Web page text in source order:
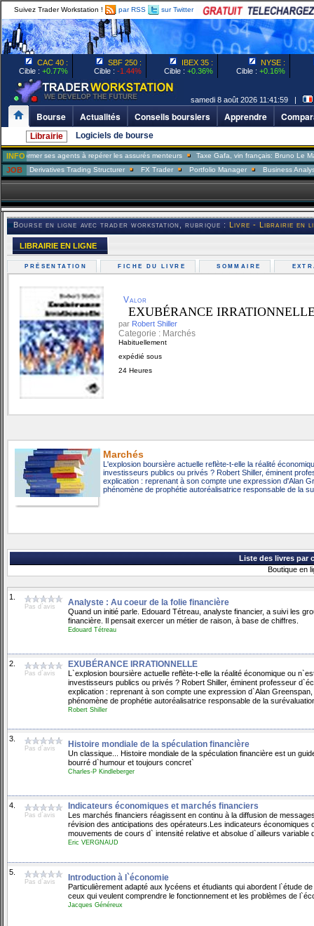
Suivez Trader Workstation ! par RSS sur Twitter
CAC 40 :
Cible : +0.77%
SBF 250 :
Cible : -1.44%
IBEX 35 :
Cible : +0.36%
NYSE :
Cible : +0.16%
samedi 8 août 2026 11:41:59 |
Bourse Actualités Conseils boursiers Apprendre
Librairie Logiciels de bourse
INFO
ses agents à repérer les assurés menteurs Taxe Gafa, vin français: Bruno Le Maire
JOB Trading Structurer FX Trader Portfolio Manager Business Analyst
Bourse en ligne avec trader workstation, rubrique :Livre - Librairie en
LIBRAIRIE EN LIGNE
PRÉSENTATION FICHE DU LIVRE SOMMAIRE
Valor
EXUBÉRANCE
par Robert Shiller
Categorie : Marchés
Habituellement
expédié sous
24 Heures
Marchés
L'explosion boursière actuelle reflète-t-elle la réalité
investisseurs publics ou privés ? Robert Shiller, éminent
explication : reprenant à son compte une expression d'Alan
phénomène de prophétie autoréalisatrice responsable de la
Liste des livres par
Boutique en
1.
Pas d`avis Analyste : Au coeur de la folie financière
Quand un initié parle. Edouard Tétreau, analyste financier, a suivi les
financière. Il pensait exercer un métier de raison, à base de chiffres.
Edouard Tétreau
2.
Pas d`avis
EXUBÉRANCE IRRATIONNELLE
L`explosion boursière actuelle reflète-t-elle la réalité économique ou
investisseurs publics ou privés ? Robert Shiller, éminent professeur
explication : reprenant à son compte une expression d`Alan
phénomène de prophétie autoréalisatrice responsable de la
Robert Shiller
3.
Pas d`avis Histoire mondiale de la spéculation financière
Un classique... Histoire mondiale de la spéculation financière est un
bourré d`humour et toujours concret`
Charles-P Kindleberger
4.
Pas d`avis
Indicateurs économiques et marchés financiers
Les marchés financiers réagissent en continu à la diffusion de
révision des anticipations des opérateurs.Les indicateurs
mouvements de cours d` intensité relative et absolue d`ailleurs variable
Eric VERGNAUD
5.
Pas d`avis Introduction à l`économie
Particulièrement adapté aux lycéens et étudiants qui abordent l`étude
ceux qui veulent comprendre le fonctionnement et les problèmes de
Jacques Généreux